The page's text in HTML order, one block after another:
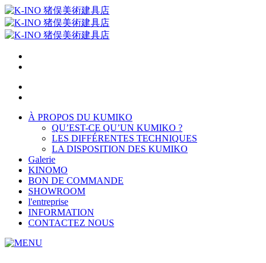
À PROPOS DU KUMIKO
QU’EST-CE QU’UN KUMIKO ?
LES DIFFÉRENTES TECHNIQUES
LA DISPOSITION DES KUMIKO
Galerie
KINOMO
BON DE COMMANDE
SHOWROOM
l'entreprise
INFORMATION
CONTACTEZ NOUS